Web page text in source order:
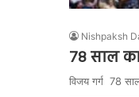
Nishpaksh
78 साल
विजय गर्ग 78